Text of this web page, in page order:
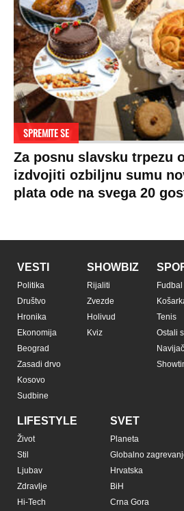
SPREMITE SE
Za posnu slavsku trpezu
izdvojiti ozbiljnu sumu
plata ode na svega 20
VESTI
Politika
Društvo
Hronika
Ekonomija
Beograd
Zasadi drvo
Kosovo
Sudbine
SHOWBIZ
Rijaliti
Zvezde
Holivud
Kviz
Fudbal
Tenis
Ostali
LIFESTYLE
Život
Stil
Ljubav
Zdravlje
Hi-Tech
SVET
Planeta
Globalno
Hrvatska
BiH
Crna Gora